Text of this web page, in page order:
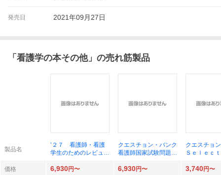
発売日 2021年09月27日
「 看護学の本その他」の売れ筋製品
製品名
’２７ 看護師・看護
学生のためのレビュー
クエスチョン・バンク
看護師国家試験問題解
報科学研究所／編集
クエスチョ
Ｓｅｌｅｃ
２０２７ 医
価格 6,930円〜 6,930円〜 3,740円〜